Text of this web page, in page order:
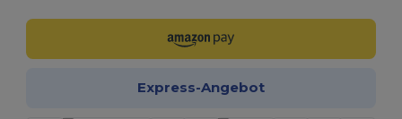
Express-Angebot